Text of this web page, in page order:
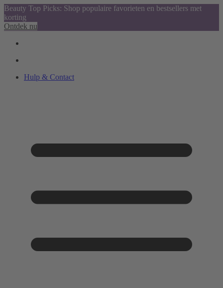
Beauty Top Picks: Shop populaire favorieten en bestsellers met
korting
Ontdek nu
Hulp & Contact